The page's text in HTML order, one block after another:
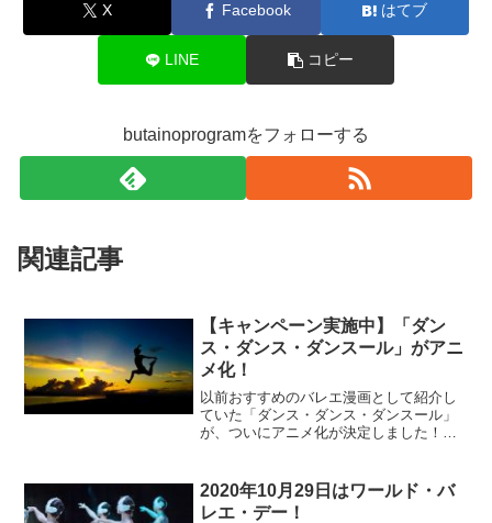
X Facebook はてブ
LINE コピー
butainoprogramをフォローする
関連記事
【キャンペーン実施中】「ダン
ス・ダンス・ダンスール」がアニ
メ化！
以前おすすめのバレエ漫画として紹介し
ていた「ダンス・ダンス・ダンスール」
が、ついにアニメ化が決定しました！配
ンがいくつか行われているのでご紹介し
ます。
2020年10月29日はワールド・バ
レエ・デー！